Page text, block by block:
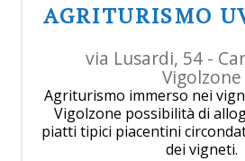
AGRITURISMO
via Lusardi, 54 -
Vigolzone
Agriturismo immerso nei
Vigolzone possibilità di
piatti tipici piacentini
dei vigneti.